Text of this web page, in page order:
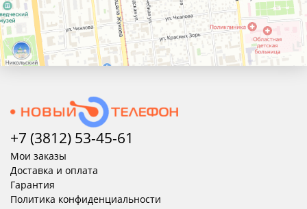
+7 (3812) 53-45-61
Мои заказы
Доставка и оплата
Гарантия
Политика конфиденциальности